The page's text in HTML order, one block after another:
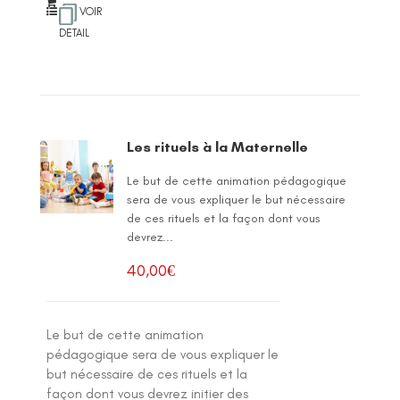
VOIR
DETAIL
Les rituels à la Maternelle
Le but de cette animation pédagogique
sera de vous expliquer le but nécessaire
de ces rituels et la façon dont vous
devrez...
40,00€
Le but de cette animation
pédagogique sera de vous expliquer le
but nécessaire de ces rituels et la
façon dont vous devrez initier des